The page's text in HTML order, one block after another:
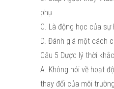
phụ
C. Là động học của
D. Đánh giá một cách
Câu 5 Dược lý thời
A. Không nói về hoạt
thay đổi của môi